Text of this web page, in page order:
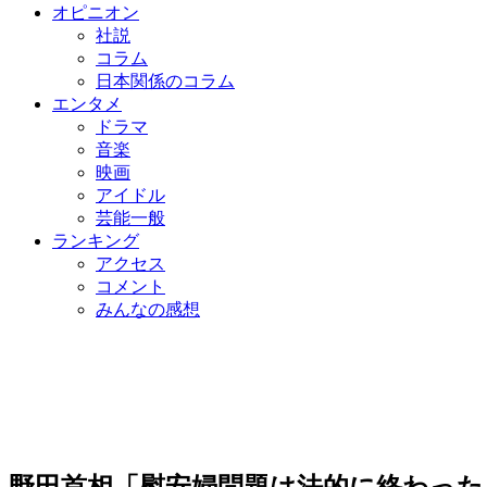
オピニオン
社説
コラム
日本関係のコラム
エンタメ
ドラマ
音楽
映画
アイドル
芸能一般
ランキング
アクセス
コメント
みんなの感想